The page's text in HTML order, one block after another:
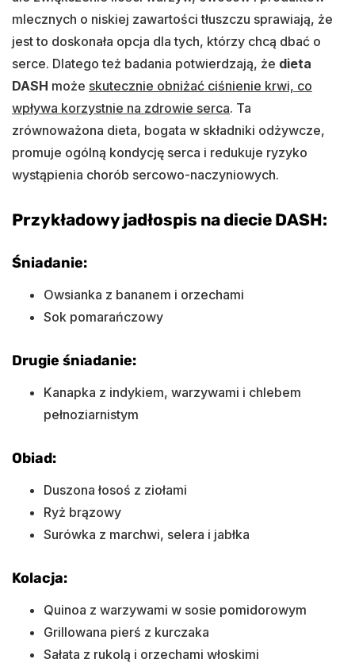
mlecznych o niskiej zawartości tłuszczu sprawiają, że
jest to doskonała opcja dla tych, którzy chcą dbać o
serce. Dlatego też badania potwierdzają, że dieta
DASH może skutecznie obniżać ciśnienie krwi, co
wpływa korzystnie na zdrowie serca. Ta
zrównoważona dieta, bogata w składniki odżywcze,
promuje ogólną kondycję serca i redukuje ryzyko
wystąpienia chorób sercowo-naczyniowych.
Przykładowy jadłospis na diecie DASH:
Śniadanie:
Owsianka z bananem i orzechami
Sok pomarańczowy
Drugie śniadanie:
Kanapka z indykiem, warzywami i chlebem
pełnoziarnistym
Obiad:
Duszona łosoś z ziołami
Ryż brązowy
Surówka z marchwi, selera i jabłka
Kolacja:
Quinoa z warzywami w sosie pomidorowym
Grillowana pierś z kurczaka
Sałata z rukolą i orzechami włoskimi